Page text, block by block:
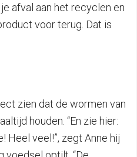
afval aan het recyclen en
voor terug. Dat is
zien dat de wormen van
houden. “En zie hier:
Heel veel!”, zegt Anne hij